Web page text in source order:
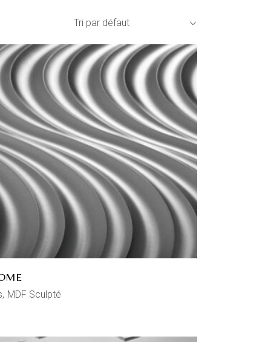
Tri par défaut
MDF Sculpté